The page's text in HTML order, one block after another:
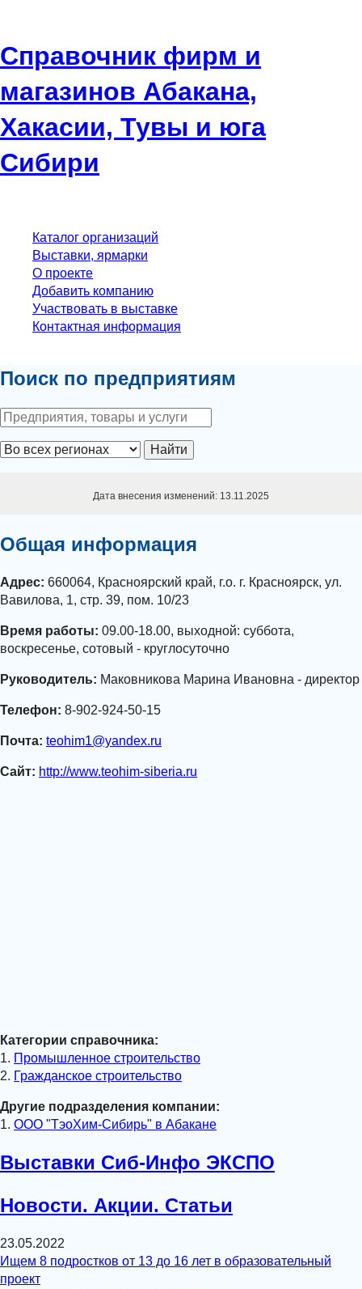
Справочник фирм и
магазинов Абакана,
Хакасии, Тувы и юга
Сибири
Каталог организаций
Выставки, ярмарки
О проекте
Добавить компанию
Участвовать в выставке
Контактная информация
Поиск по предприятиям
Найти
Дата внесения изменений: 13.11.2025
Общая информация
Адрес: 660064, Красноярский край, г.о. г. Красноярск, ул.
Вавилова, 1, стр. 39, пом. 10/23
Время работы: 09.00-18.00, выходной: суббота,
воскресенье, сотовый - круглосуточно
Руководитель: Маковникова Марина Ивановна - директор
Телефон: 8-902-924-50-15
Почта: teohim1@yandex.ru
Сайт: http://www.teohim-siberia.ru
Категории справочника:
1. Промышленное строительство
2. Гражданское строительство
Другие подразделения компании:
1. ООО "ТэоХим-Сибирь" в Абакане
Выставки Сиб-Инфо ЭКСПО
Новости. Акции. Статьи
23.05.2022
Ищем 8 подростков от 13 до 16 лет в образовательный
проект